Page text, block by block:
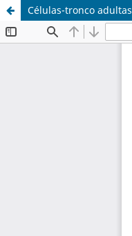
Células-tronco adultas